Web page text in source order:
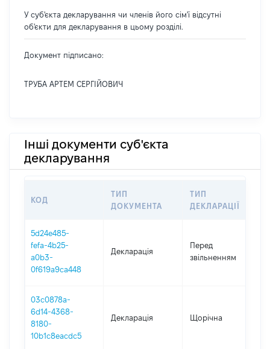
У суб'єкта декларування чи членів його сім'ї відсутні
об'єкти для декларування в цьому розділі.
Документ підписано:
ТРУБА АРТЕМ СЕРГІЙОВИЧ
Інші документи суб'єкта
декларування
КОД
ТИП
ДОКУМЕНТА
ТИП
ДЕКЛАРАЦІЇ
5d24e485-
fefa-4b25-
a0b3-
0f619a9ca448
Декларація
Перед
звільненням
03c0878a-
6d14-4368-
8180-
10b1c8eacdc5
Декларація Щорічна